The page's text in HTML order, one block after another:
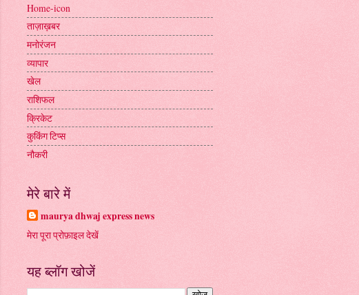
Home-icon
ताज़ाख़बर
मनोरंजन
व्यापार
खेल
राशिफल
क्रिकेट
कुकिंग टिप्स
नौकरी
मेरे बारे में
maurya dhwaj express news
मेरा पूरा प्रोफ़ाइल देखें
यह ब्लॉग खोजें